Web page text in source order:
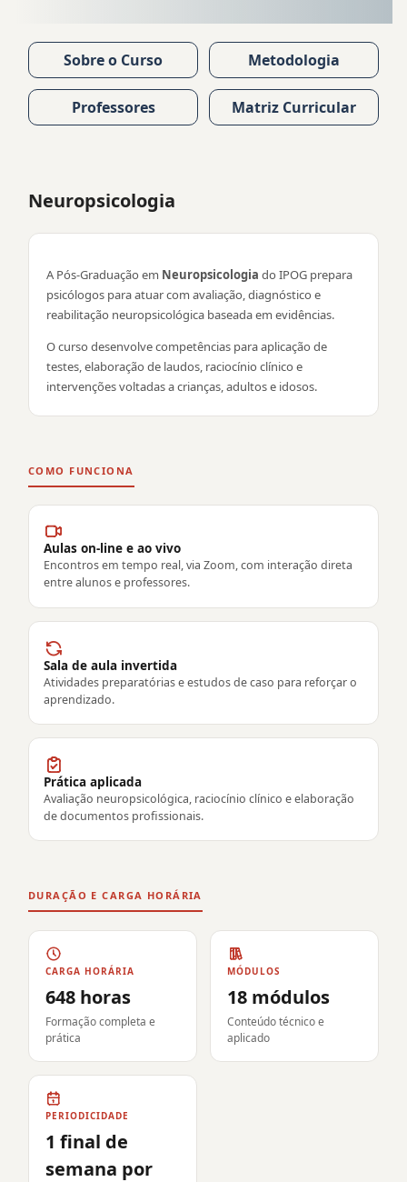
Sobre o Curso Metodologia
Professores Matriz Curricular
Neuropsicologia
A Pós-Graduação em Neuropsicologia do IPOG prepara
psicólogos para atuar com avaliação, diagnóstico e
reabilitação neuropsicológica baseada em evidências.
O curso desenvolve competências para aplicação de
testes, elaboração de laudos, raciocínio clínico e
intervenções voltadas a crianças, adultos e idosos.
COMO FUNCIONA
Aulas on-line e ao vivo
Encontros em tempo real, via Zoom, com interação direta
entre alunos e professores.
Sala de aula invertida
Atividades preparatórias e estudos de caso para reforçar o
aprendizado.
Prática aplicada
Avaliação neuropsicológica, raciocínio clínico e elaboração
de documentos profissionais.
DURAÇÃO E CARGA HORÁRIA
CARGA HORÁRIA
648 horas
Formação completa e
prática
MÓDULOS
18 módulos
Conteúdo técnico e
aplicado
PERIODICIDADE
1 final de
semana por